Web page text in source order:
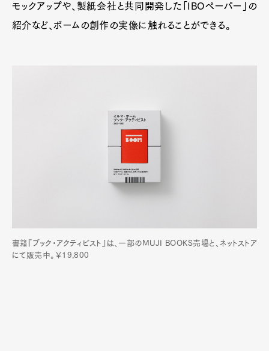
モックアップや、製紙会社と共同開発した「IBOペーパー」の
紹介など、ボームの創作の実像に触れることができる。
書籍『ブック・アクティビスト』は、一部のMUJI BOOKS売場と、ネットストア
にて販売中。￥19,800